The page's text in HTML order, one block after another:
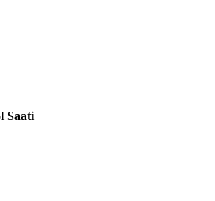
Saati